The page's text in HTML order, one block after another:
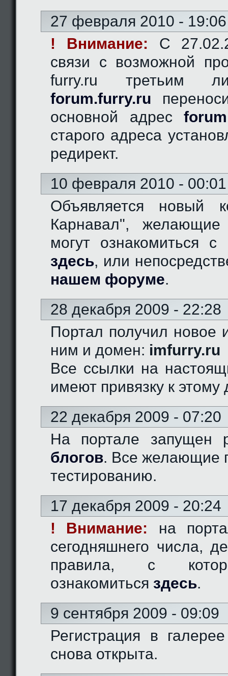
27 февраля 2010 - 19:06
! Внимание: C
связи с возможной
furry.ru третьим
forum.furry.ru
основной адрес
старого адреса
редирект.
10 февраля 2010 - 00:01
Объявляется новый
Карнавал", желающие
могут ознакомиться с
здесь, или
нашем форуме.
28 декабря 2009 - 22:28
Портал получил новое
ним и домен: imfurry.ru
Все ссылки на
имеют привязку к этому
22 декабря 2009 - 07:20
На портале запущен
блогов. Все желающие
тестированию.
17 декабря 2009 - 20:24
! Внимание: на
сегодняшнего числа,
правила, с
ознакомиться здесь.
9 сентября 2009 - 09:09
Регистрация в
снова открыта.